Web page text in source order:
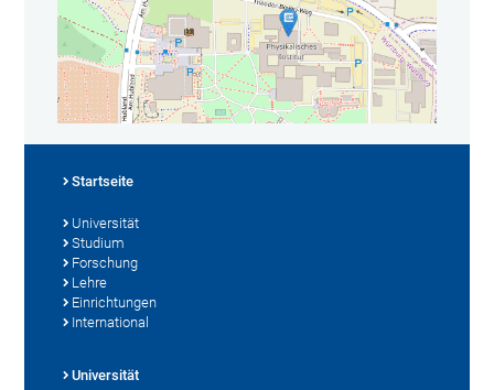
Startseite
Universität
Studium
Forschung
Lehre
Einrichtungen
International
Universität